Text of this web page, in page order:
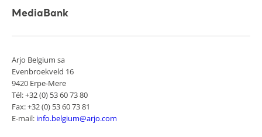
MediaBank
Arjo Belgium sa
Evenbroekveld 16
9420 Erpe-Mere
Tél: +32 (0) 53 60 73 80
Fax: +32 (0) 53 60 73 81
E-mail: info.belgium@arjo.com